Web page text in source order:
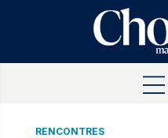
RENCONTRES